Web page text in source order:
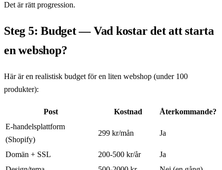
Det är rätt progression.
Steg 5: Budget — Vad kostar det att starta
en webshop?
Här är en realistisk budget för en liten webshop (under 100
produkter):
Post Kostnad
Återkommande?
E-handelsplattform
(Shopify)
299 kr/mån Ja
Domän + SSL 200-500 kr/år
Ja